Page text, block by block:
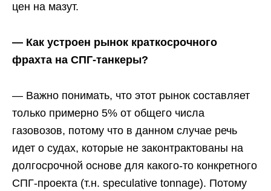
цен на мазут.
— Как устроен рынок краткосрочного
фрахта на СПГ-танкеры?
— Важно понимать, что этот рынок составляет
только примерно 5% от общего числа
газовозов, потому что в данном случае речь
идет о судах, которые не законтрактованы на
долгосрочной основе для какого-то конкретного
СПГ-проекта (т.н. speculative tonnage). Потому